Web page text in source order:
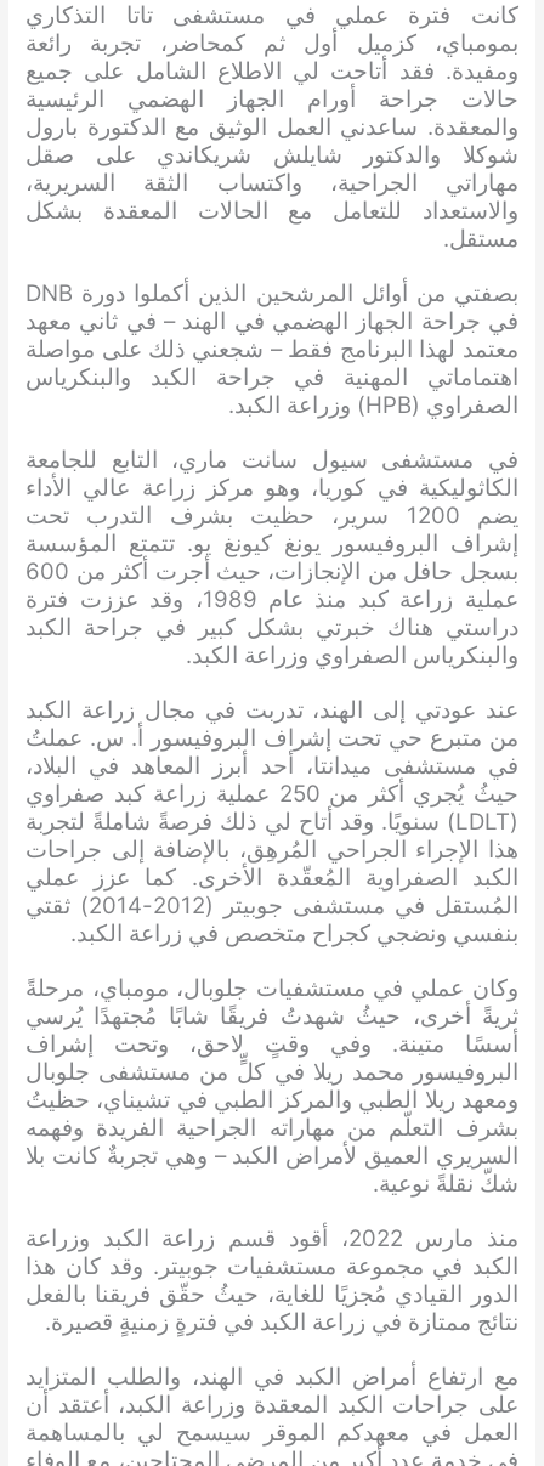
كانت فترة عملي في مستشفى تاتا التذكاري
بمومباي، كزميل أول ثم كمحاضر، تجربة رائعة
ومفيدة. فقد أتاحت لي الاطلاع الشامل على جميع
حالات جراحة أورام الجهاز الهضمي الرئيسية
والمعقدة. ساعدني العمل الوثيق مع الدكتورة بارول
شوكلا والدكتور شايلش شريكاندي على صقل
مهاراتي الجراحية، واكتساب الثقة السريرية،
والاستعداد للتعامل مع الحالات المعقدة بشكل
مستقل.
بصفتي من أوائل المرشحين الذين أكملوا دورة DNB
في جراحة الجهاز الهضمي في الهند – في ثاني معهد
معتمد لهذا البرنامج فقط – شجعني ذلك على مواصلة
اهتماماتي المهنية في جراحة الكبد والبنكرياس
الصفراوي (HPB) وزراعة الكبد.
في مستشفى سيول سانت ماري، التابع للجامعة
الكاثوليكية في كوريا، وهو مركز زراعة عالي الأداء
يضم 1200 سرير، حظيت بشرف التدرب تحت
إشراف البروفيسور يونغ كيونغ يو. تتمتع المؤسسة
بسجل حافل من الإنجازات، حيث أجرت أكثر من 600
عملية زراعة كبد منذ عام 1989، وقد عززت فترة
دراستي هناك خبرتي بشكل كبير في جراحة الكبد
والبنكرياس الصفراوي وزراعة الكبد.
عند عودتي إلى الهند، تدربت في مجال زراعة الكبد
من متبرع حي تحت إشراف البروفيسور أ. س. عملتُ
في مستشفى ميدانتا، أحد أبرز المعاهد في البلاد،
حيثُ يُجري أكثر من 250 عملية زراعة كبد صفراوي
(LDLT) سنويًا. وقد أتاح لي ذلك فرصةً شاملةً لتجربة
هذا الإجراء الجراحي المُرهِق، بالإضافة إلى جراحات
الكبد الصفراوية المُعقّدة الأخرى. كما عزز عملي
المُستقل في مستشفى جوبيتر (2012-2014) ثقتي
بنفسي ونضجي كجراح متخصص في زراعة الكبد.
وكان عملي في مستشفيات جلوبال، مومباي، مرحلةً
ثريةً أخرى، حيثُ شهدتُ فريقًا شابًا مُجتهدًا يُرسي
أسسًا متينة. وفي وقتٍ لاحق، وتحت إشراف
البروفيسور محمد ريلا في كلٍّ من مستشفى جلوبال
ومعهد ريلا الطبي والمركز الطبي في تشيناي، حظيتُ
بشرف التعلّم من مهاراته الجراحية الفريدة وفهمه
السريري العميق لأمراض الكبد – وهي تجربةٌ كانت بلا
شكّ نقلةً نوعية.
منذ مارس 2022، أقود قسم زراعة الكبد وزراعة
الكبد في مجموعة مستشفيات جوبيتر. وقد كان هذا
الدور القيادي مُجزيًا للغاية، حيثُ حقّق فريقنا بالفعل
نتائج ممتازة في زراعة الكبد في فترةٍ زمنيةٍ قصيرة.
مع ارتفاع أمراض الكبد في الهند، والطلب المتزايد
على جراحات الكبد المعقدة وزراعة الكبد، أعتقد أن
العمل في معهدكم الموقر سيسمح لي بالمساهمة
في خدمة عدد أكبر من المرضى المحتاجين، مع الوفاء